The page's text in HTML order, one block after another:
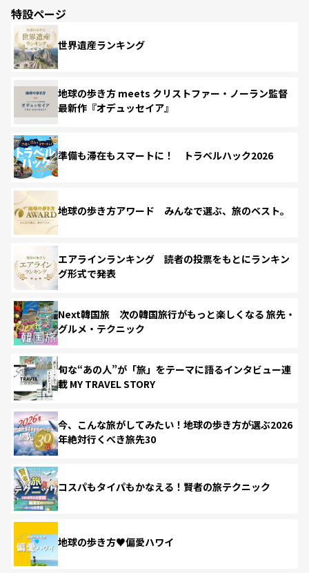
特設ページ
世界遺産ランキング
地球の歩き方 meets クリストファー・ノーラン監督
最新作『オデュッセイア』
準備も滞在もスマートに！ トラベルハック2026
地球の歩き方アワード みんなで選ぶ、旅のベスト。
エアラインランキング 読者の投票をもとにランキン
グ形式で発表
Next韓国旅 次の韓国旅行がもっと楽しくなる 旅先・
グルメ・テクニック
旬な“あの人”が「旅」をテーマに語るインタビュー連
載 MY TRAVEL STORY
今、こんな旅がしてみたい！地球の歩き方が選ぶ2026
年絶対行くべき旅先30
コスパもタイパもかなえる！賢者の旅テクニック
地球の歩き方♥偏愛ハワイ